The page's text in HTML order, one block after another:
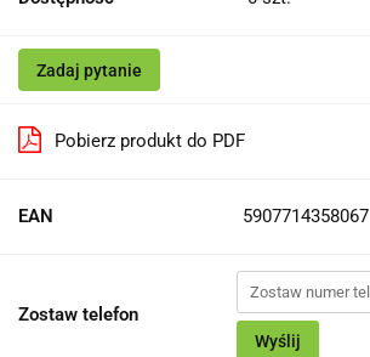
Zadaj pytanie
Pobierz produkt do PDF
EAN 5907714358067
Zostaw telefon
Wyślij